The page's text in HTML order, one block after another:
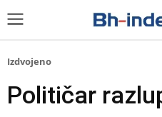
Izdvojeno
Političar